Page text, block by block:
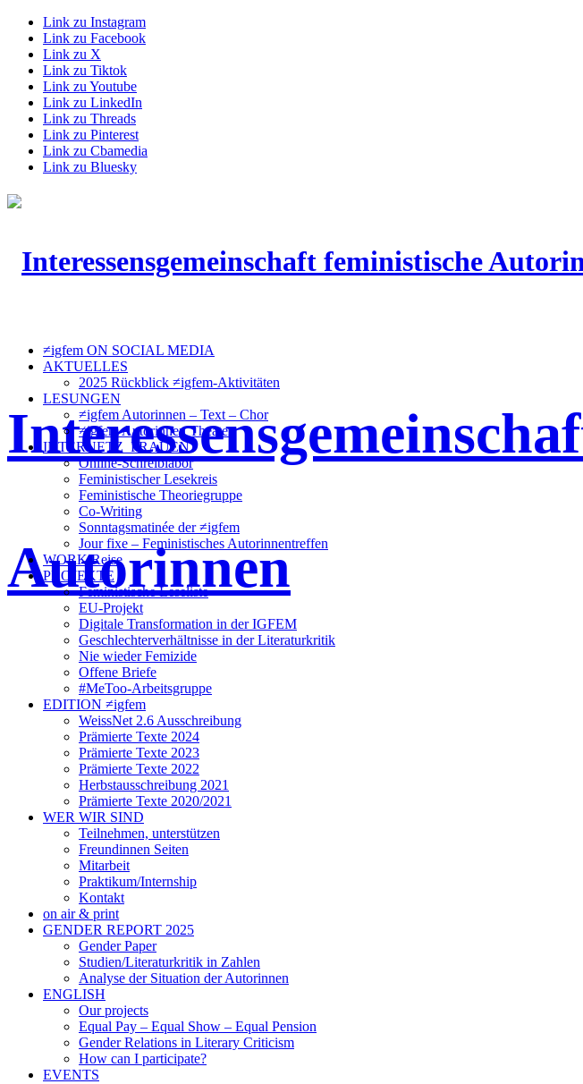
Link zu Instagram
Link zu Facebook
Link zu X
Link zu Tiktok
Link zu Youtube
Link zu LinkedIn
Link zu Threads
Link zu Pinterest
Link zu Cbamedia
Link zu Bluesky
Autorinnen
≠igfem ON SOCIAL MEDIA
AKTUELLES
2025 Rückblick ≠igfem-Aktivitäten
LESUNGEN
≠igfem Autorinnen – Text – Chor
≠igfem Autorinnen Theater
INTERNETZ_FRAUEN
Online-Schreiblabor
Feministischer Lesekreis
Feministische Theoriegruppe
Co-Writing
Sonntagsmatinée der ≠igfem
Jour fixe – Feministisches Autorinnentreffen
WORK/Reise
PROJEKTE
Feministische Leseliste
EU-Projekt
Digitale Transformation in der IGFEM
Geschlechterverhältnisse in der Literaturkritik
Nie wieder Femizide
Offene Briefe
#MeToo-Arbeitsgruppe
EDITION ≠igfem
WeissNet 2.6 Ausschreibung
Prämierte Texte 2024
Prämierte Texte 2023
Prämierte Texte 2022
Herbstausschreibung 2021
Prämierte Texte 2020/2021
WER WIR SIND
Teilnehmen, unterstützen
Freundinnen Seiten
Mitarbeit
Praktikum/Internship
Kontakt
on air & print
GENDER REPORT 2025
Gender Paper
Studien/Literaturkritik in Zahlen
Analyse der Situation der Autorinnen
ENGLISH
Our projects
Equal Pay – Equal Show – Equal Pension
Gender Relations in Literary Criticism
How can I participate?
EVENTS